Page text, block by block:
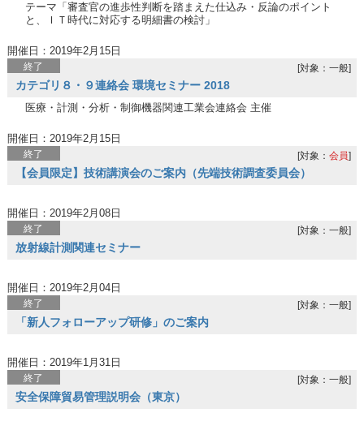
テーマ「審査官の進歩性判断を踏まえた仕込み・反論のポイント
と、ＩＴ時代に対応する明細書の検討」
開催日：2019年2月15日
終了
カテゴリ８・９連絡会 環境セミナー 2018
[対象：一般]
医療・計測・分析・制御機器関連工業会連絡会 主催
開催日：2019年2月15日
終了
【会員限定】技術講演会のご案内（先端技術調査委員会）
[対象：会員]
開催日：2019年2月08日
終了
放射線計測関連セミナー
[対象：一般]
開催日：2019年2月04日
終了
「新人フォローアップ研修」のご案内
[対象：一般]
開催日：2019年1月31日
終了
安全保障貿易管理説明会（東京）
[対象：一般]